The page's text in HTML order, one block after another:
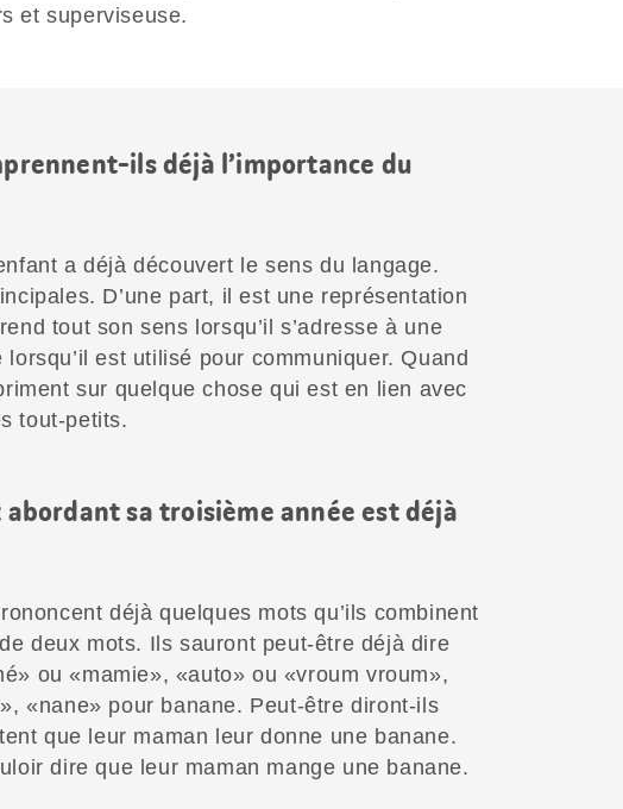
et superviseuse.
ils déjà l’importance du
a déjà découvert le sens du langage.
D’une part, il est une représentation
tout son sens lorsqu’il s’adresse à une
est utilisé pour communiquer. Quand
sur quelque chose qui est en lien avec
tout-petits.
abordant sa troisième année est déjà
déjà quelques mots qu’ils combinent
deux mots. Ils sauront peut-être déjà dire
ou «mamie», «auto» ou «vroum vroum»,
«nane» pour banane. Peut-être diront-ils
que leur maman leur donne une banane.
dire que leur maman mange une banane.